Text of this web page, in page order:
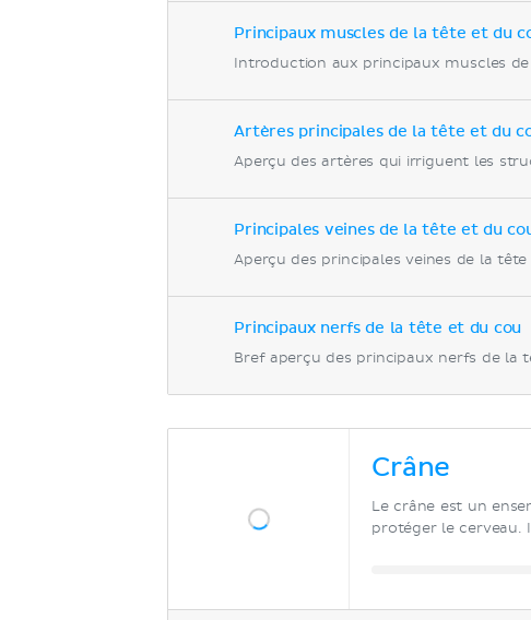
Principaux muscles de la tête et du
Introduction aux principaux muscles
Artères principales de la tête et du
Aperçu des artères qui irriguent les
Principales veines de la tête et du
Aperçu des principales veines de la
Principaux nerfs de la tête et du cou
Bref aperçu des principaux nerfs de la
Crâne
Le crâne est un
protéger le cerveau.